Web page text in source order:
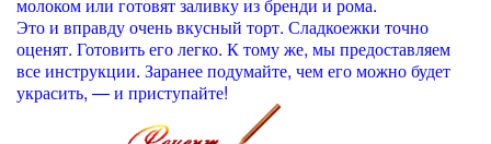
Это и вправду очень вкусный торт. Сладкоежки точно
оценят. Готовить его легко. К тому же, мы предоставляем
все инструкции. Заранее подумайте, чем его можно будет
украсить, — и приступайте!